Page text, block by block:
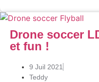
Drone soccer
et fun !
9 Juil 2021
Teddy